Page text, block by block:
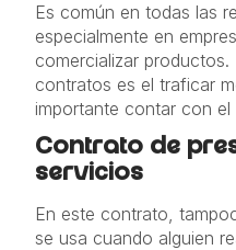
Es común en todas las
especialmente en
comercializar
contratos es el traficar
importante contar con el
Contrato de
servicios
En este contrato,
se usa cuando alguien